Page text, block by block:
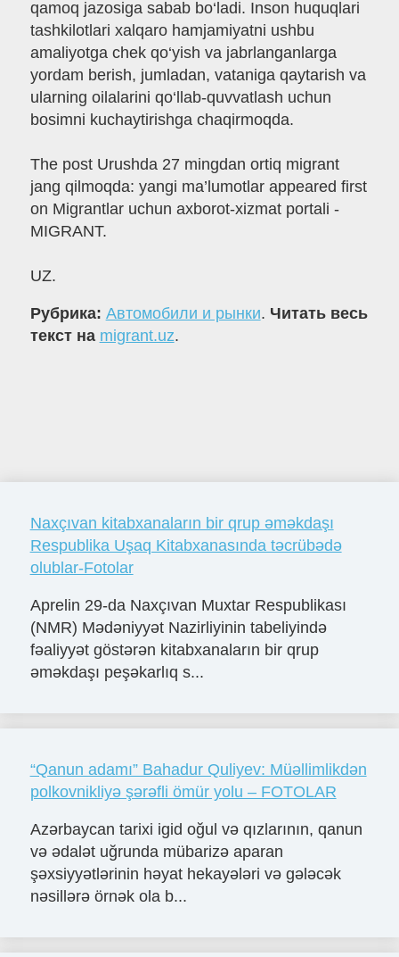
qamoq jazosiga sabab bo‘ladi. Inson huquqlari
tashkilotlari xalqaro hamjamiyatni ushbu
amaliyotga chek qo‘yish va jabrlanganlarga
yordam berish, jumladan, vataniga qaytarish va
ularning oilalarini qo‘llab-quvvatlash uchun
bosimni kuchaytirishga chaqirmoqda.
The post Urushda 27 mingdan ortiq migrant
jang qilmoqda: yangi ma’lumotlar appeared first
on Migrantlar uchun axborot-xizmat portali -
MIGRANT.
UZ.
Рубрика: Автомобили и рынки. Читать весь
текст на migrant.uz.
Naxçıvan kitabxanaların bir qrup əməkdaşı
Respublika Uşaq Kitabxanasında təcrübədə
olublar-Fotolar
Aprelin 29-da Naxçıvan Muxtar Respublikası
(NMR) Mədəniyyət Nazirliyinin tabeliyində
fəaliyyət göstərən kitabxanaların bir qrup
əməkdaşı peşəkarlıq s...
“Qanun adamı” Bahadur Quliyev: Müəllimlikdən
polkovnikliyə şərəfli ömür yolu – FOTOLAR
Azərbaycan tarixi igid oğul və qızlarının, qanun
və ədalət uğrunda mübarizə aparan
şəxsiyyətlərinin həyat hekayələri və gələcək
nəsillərə örnək ola b...